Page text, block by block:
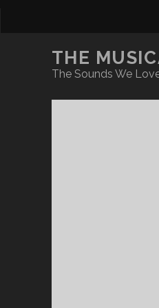
THE
The Sounds We